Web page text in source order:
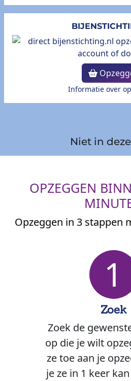
Informatie over
Niet in
OPZEGGEN
Opzeggen in 3 stappen
1
Zoek
Zoek de
op die je wilt
ze toe aan je
je ze in 1 keer